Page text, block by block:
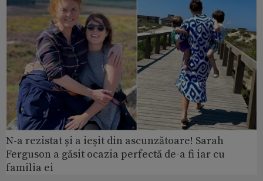
N-a rezistat și a ieșit din ascunzătoare! Sarah
Ferguson a găsit ocazia perfectă de-a fi iar cu
familia ei